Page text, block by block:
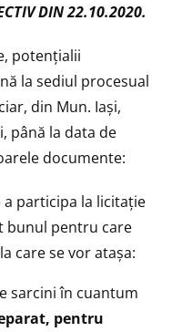
DIN 22.10.2020.
potenţialii
la sediul procesual
din Mun. Iași,
până la data de
documente:
participa la licitaţie
bunul pentru care
care se vor ataşa:
sarcini în cuantum
pentru